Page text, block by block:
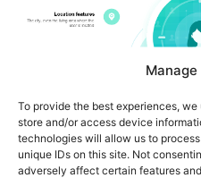
To provide the best experiences,
store and/or access device
technologies will allow us to
unique IDs on this site. Not
adversely affect certain features